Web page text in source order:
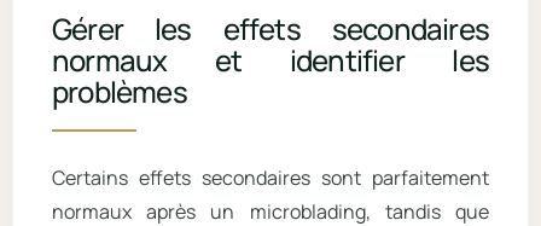
Gérer les effets secondaires
normaux et identifier les
problèmes
Certains effets secondaires sont parfaitement
normaux après un microblading, tandis que